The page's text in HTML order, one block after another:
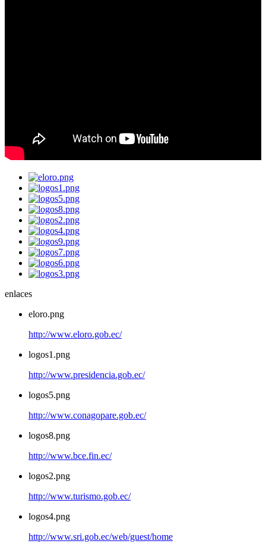
enlaces
eloro.png
http://www.eloro.gob.ec/
logos1.png
http://www.presidencia.gob.ec/
logos5.png
http://www.conagopare.gob.ec/
logos8.png
http://www.bce.fin.ec/
logos2.png
http://www.turismo.gob.ec/
logos4.png
http://www.sri.gob.ec/web/guest/home